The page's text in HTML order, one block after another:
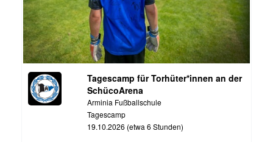
Tagescamp für Torhüter*innen an der
SchücoArena
Arminia Fußballschule
Tagescamp
19.10.2026 (etwa 6 Stunden)